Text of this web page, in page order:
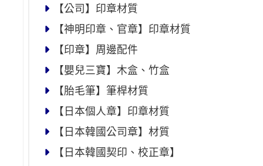
【公司】印章材質
【神明印章、官章】印章材質
【印章】周邊配件
【嬰兒三寶】木盒、竹盒
【胎毛筆】筆桿材質
【日本個人章】印章材質
【日本韓國公司章】材質
【日本韓國契印、校正章】